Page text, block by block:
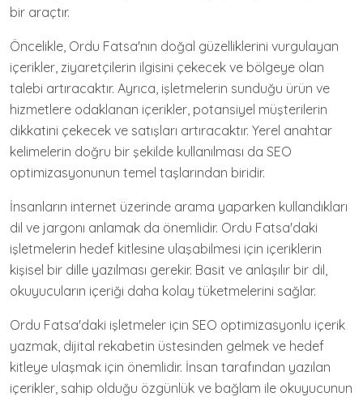
bir araçtır.
Öncelikle, Ordu Fatsa'nın doğal güzelliklerini vurgulayan
içerikler, ziyaretçilerin ilgisini çekecek ve bölgeye olan
talebi artıracaktır. Ayrıca, işletmelerin sunduğu ürün ve
hizmetlere odaklanan içerikler, potansiyel müşterilerin
dikkatini çekecek ve satışları artıracaktır. Yerel anahtar
kelimelerin doğru bir şekilde kullanılması da SEO
optimizasyonunun temel taşlarından biridir.
İnsanların internet üzerinde arama yaparken kullandıkları
dil ve jargonı anlamak da önemlidir. Ordu Fatsa'daki
işletmelerin hedef kitlesine ulaşabilmesi için içeriklerin
kişisel bir dille yazılması gerekir. Basit ve anlaşılır bir dil,
okuyucuların içeriği daha kolay tüketmelerini sağlar.
Ordu Fatsa'daki işletmeler için SEO optimizasyonlu içerik
yazmak, dijital rekabetin üstesinden gelmek ve hedef
kitleye ulaşmak için önemlidir. İnsan tarafından yazılan
içerikler, sahip olduğu özgünlük ve bağlam ile okuyucunun